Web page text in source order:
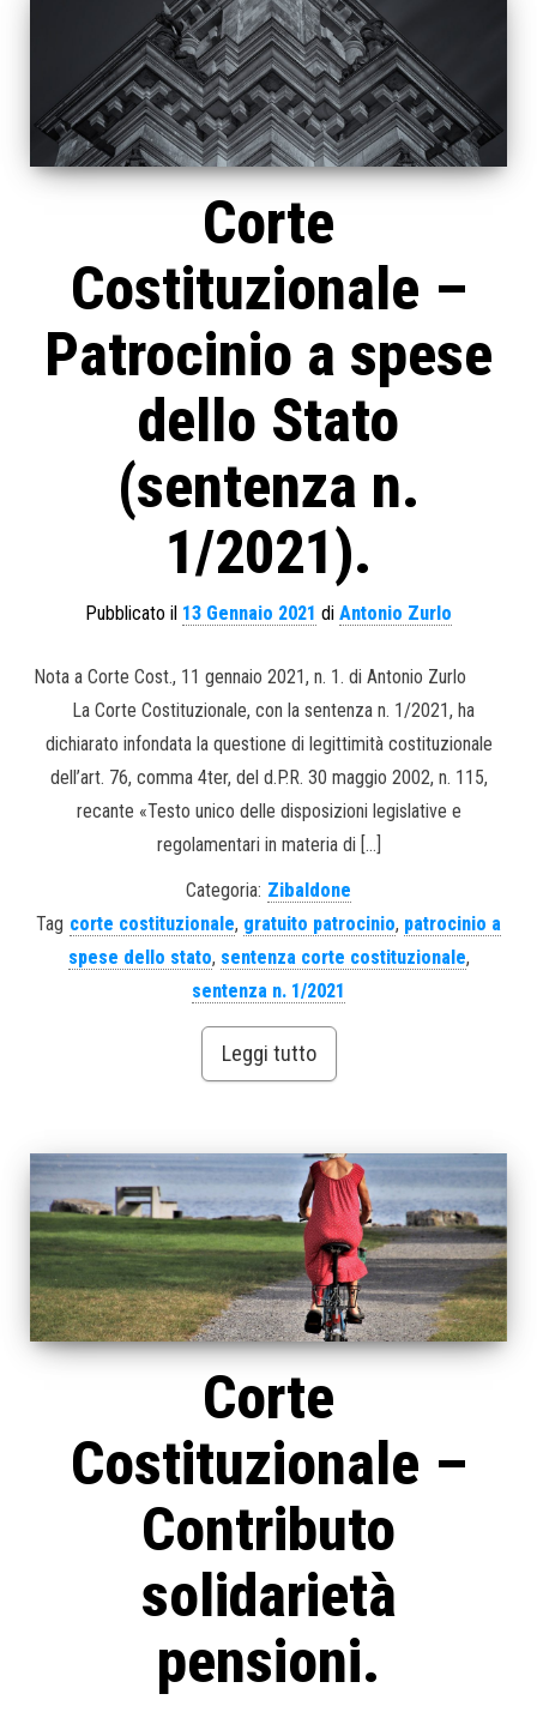
Corte
Costituzionale –
Patrocinio a spese
dello Stato
(sentenza n.
1/2021).
Pubblicato il 13 Gennaio 2021 di Antonio Zurlo
Nota a Corte Cost., 11 gennaio 2021, n. 1. di Antonio Zurlo
La Corte Costituzionale, con la sentenza n. 1/2021, ha
dichiarato infondata la questione di legittimità costituzionale
dell’art. 76, comma 4ter, del d.P.R. 30 maggio 2002, n. 115,
recante «Testo unico delle disposizioni legislative e
regolamentari in materia di […]
Categoria: Zibaldone
Tag corte costituzionale, gratuito patrocinio, patrocinio a
spese dello stato, sentenza corte costituzionale,
sentenza n. 1/2021
Leggi tutto
Corte
Costituzionale –
Contributo
solidarietà
pensioni.